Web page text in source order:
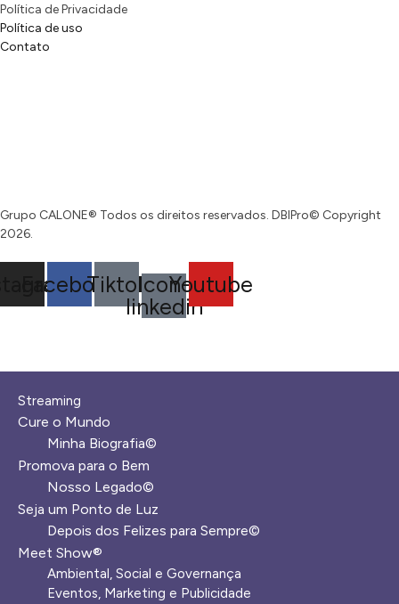
Política de Privacidade
Política de uso
Contato
Grupo CALONE® Todos os direitos reservados. DBIPro© Copyright
2026.
FacebookTiktokIcon-
linkedin
Youtube
Streaming
Cure o Mundo
Minha Biografia©
Promova para o Bem
Nosso Legado©
Seja um Ponto de Luz
Depois dos Felizes para Sempre©️
Meet Show®
Ambiental, Social e Governança
Eventos, Marketing e Publicidade